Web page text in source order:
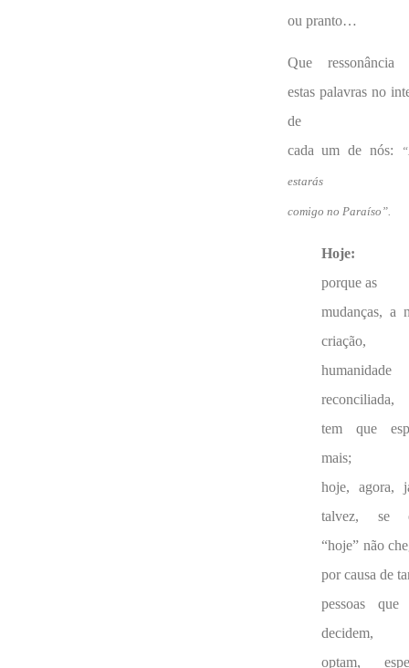
ou pranto…
Que ressonância
estas palavras no
de
cada um de nós:
estarás
comigo no Paraíso”.
Hoje:
porque as
mudanças, a
humanidade
reconciliada,
tem que
mais;
hoje, agora,
talvez, se
“hoje” não
por causa de
pessoas que
decidem,
optam,